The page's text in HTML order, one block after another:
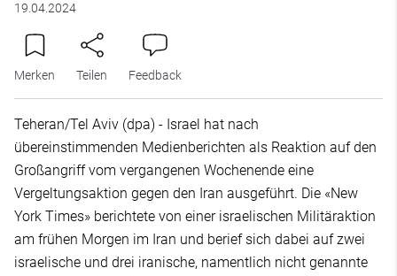
19.04.2024
Merken Teilen Feedback
Teheran/Tel Aviv (dpa) - Israel hat nach
übereinstimmenden Medienberichten als Reaktion auf den
Großangriff vom vergangenen Wochenende eine
Vergeltungsaktion gegen den Iran ausgeführt. Die «New
York Times» berichtete von einer israelischen Militäraktion
am frühen Morgen im Iran und berief sich dabei auf zwei
israelische und drei iranische, namentlich nicht genannte